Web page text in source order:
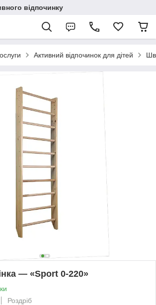
відпочинку
Активний відпочинок для дітей
— «Sport 0-220»
Роздріб